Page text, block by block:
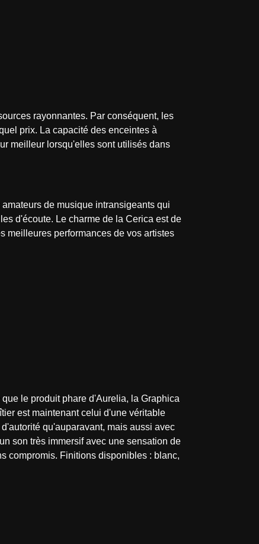
rayonnantes. Par conséquent, les
prix. La capacité des enceintes à
meilleur lorsqu'elles sont utilisés dans
de musique intransigeants qui
d'écoute. Le charme de la Cerica est de
meilleures performances de vos artistes
le produit phare d'Aurelia, la Graphica
est maintenant celui d'une véritable
qu'auparavant, mais aussi avec
son très immersif avec une sensation de
compromis. Finitions disponibles : blanc,